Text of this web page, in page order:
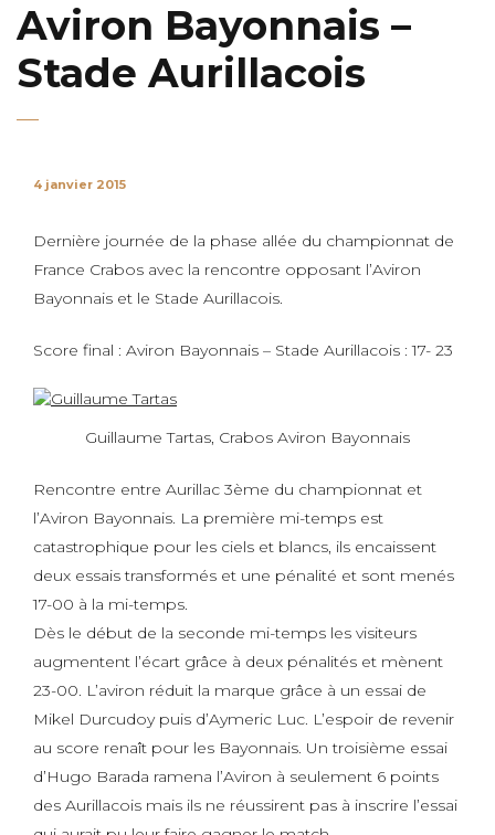
Aviron Bayonnais –
Stade Aurillacois
4 janvier 2015
Dernière journée de la phase allée du championnat de
France Crabos avec la rencontre opposant l’Aviron
Bayonnais et le Stade Aurillacois.
Score final : Aviron Bayonnais – Stade Aurillacois : 17- 23
Guillaume Tartas, Crabos Aviron Bayonnais
Rencontre entre Aurillac 3ème du championnat et
l’Aviron Bayonnais. La première mi-temps est
catastrophique pour les ciels et blancs, ils encaissent
deux essais transformés et une pénalité et sont menés
17-00 à la mi-temps.
Dès le début de la seconde mi-temps les visiteurs
augmentent l’écart grâce à deux pénalités et mènent
23-00. L’aviron réduit la marque grâce à un essai de
Mikel Durcudoy puis d’Aymeric Luc. L’espoir de revenir
au score renaît pour les Bayonnais. Un troisième essai
d’Hugo Barada ramena l’Aviron à seulement 6 points
des Aurillacois mais ils ne réussirent pas à inscrire l’essai